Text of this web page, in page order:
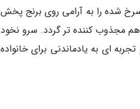
شده را به آرامی روی برنج پخش
مجذوب کننده تر گردد. سرو نخود
ای به یادماندنی برای خانواده